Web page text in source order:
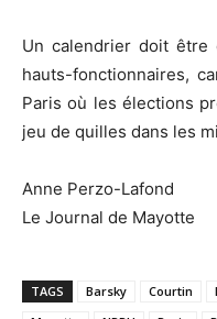
Un calendrier doit être
hauts-fonctionnaires,
Paris où les élections
jeu de quilles dans les
Anne Perzo-Lafond
Le Journal de Mayotte
TAGS Barsky Courtin